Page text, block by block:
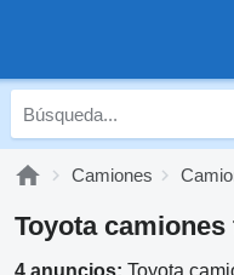
Camiones
Toyota
4 anuncios: Toyota